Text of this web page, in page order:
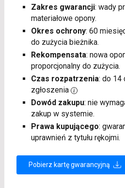
Zakres gwarancji: wady
materiałowe opony.
Okres ochrony: 60
do zużycia bieżnika.
Rekompensata: nowa
proporcjonalny do zużycia.
Czas rozpatrzenia: do 14
zgłoszenia
Dowód zakupu: nie
zakup w systemie.
Prawa kupującego:
uprawnień z tytułu rękojmi.
Pobierz kartę gwarancyjną